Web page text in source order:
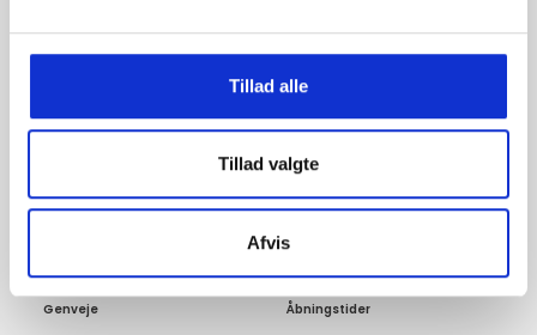
Tillad alle
Tillad valgte
Afvis
Tilmeld dig fashion news
Bliv medlem nu, og få de nyeste trends i din indbakke
Tilmeld
Genveje Åbningstider